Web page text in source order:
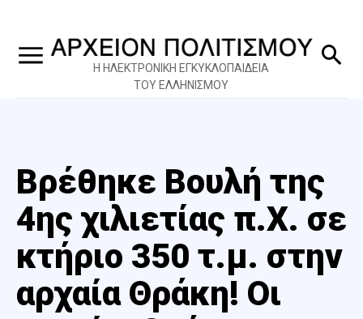
Η ΗΛΕΚΤΡΟΝΙΚΗ ΕΓΚΥΚΛΟΠΑΙΔΕΙΑ
ΤΟΥ ΕΛΛΗΝΙΣΜΟΥ
Βρέθηκε Βουλή της
4ης χιλιετίας π.Χ. σε
κτήριο 350 τ.μ. στην
αρχαία Θράκη! Οι